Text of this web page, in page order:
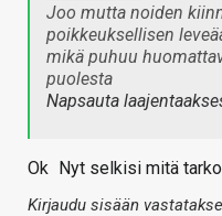
Joo mutta noiden
poikkeuksellisen
mikä puhuu
puolesta
Napsauta
Ok Nyt selkisi mitä
Kirjaudu sisään